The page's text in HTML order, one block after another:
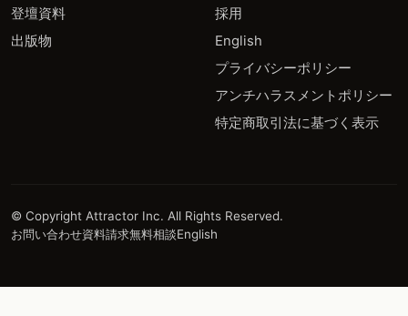
登壇資料
出版物
採用
English
プライバシーポリシー
アンチハラスメントポリシー
特定商取引法に基づく表示
© Copyright Attractor Inc. All Rights Reserved.
お問い合わせ資料請求無料相談English